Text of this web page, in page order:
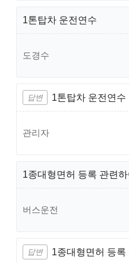
1톤탑차 운전연수
도경수
답변 1톤탑차 운전연수
관리자
1종대형면허 등록 관련하
버스운전
답변 1종대형면허 등